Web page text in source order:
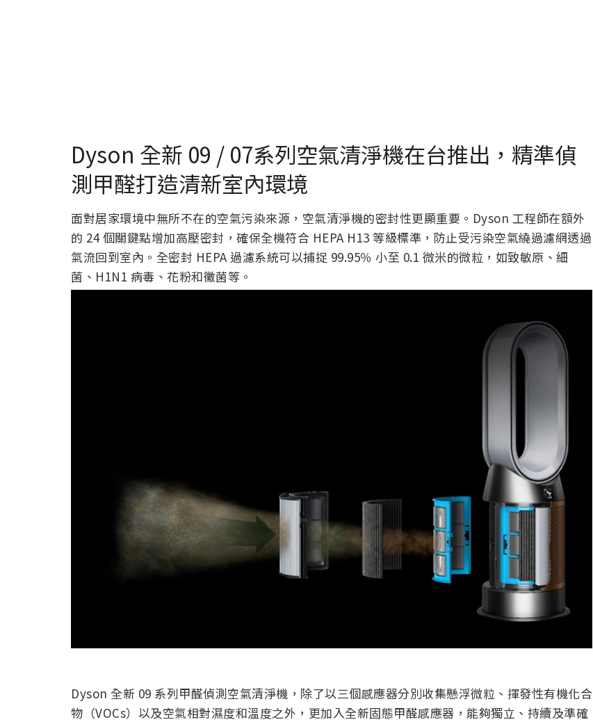
Dyson 全新 09 / 07系列空氣清淨機在台推出，精準偵
測甲醛打造清新室內環境
面對居家環境中無所不在的空氣污染來源，空氣清淨機的密封性更顯重要。Dyson 工程師在額外
的 24 個關鍵點增加高壓密封，確保全機符合 HEPA H13 等級標準，防止受污染空氣繞過濾網透過
氣流回到室內。全密封 HEPA 過濾系統可以捕捉 99.95％ 小至 0.1 微米的微粒，如致敏原、細
菌、H1N1 病毒、花粉和黴菌等。
Dyson 全新 09 系列甲醛偵測空氣清淨機，除了以三個感應器分別收集懸浮微粒、揮發性有機化合
物（VOCs）以及空氣相對濕度和溫度之外，更加入全新固態甲醛感應器，能夠獨立、持續及準確